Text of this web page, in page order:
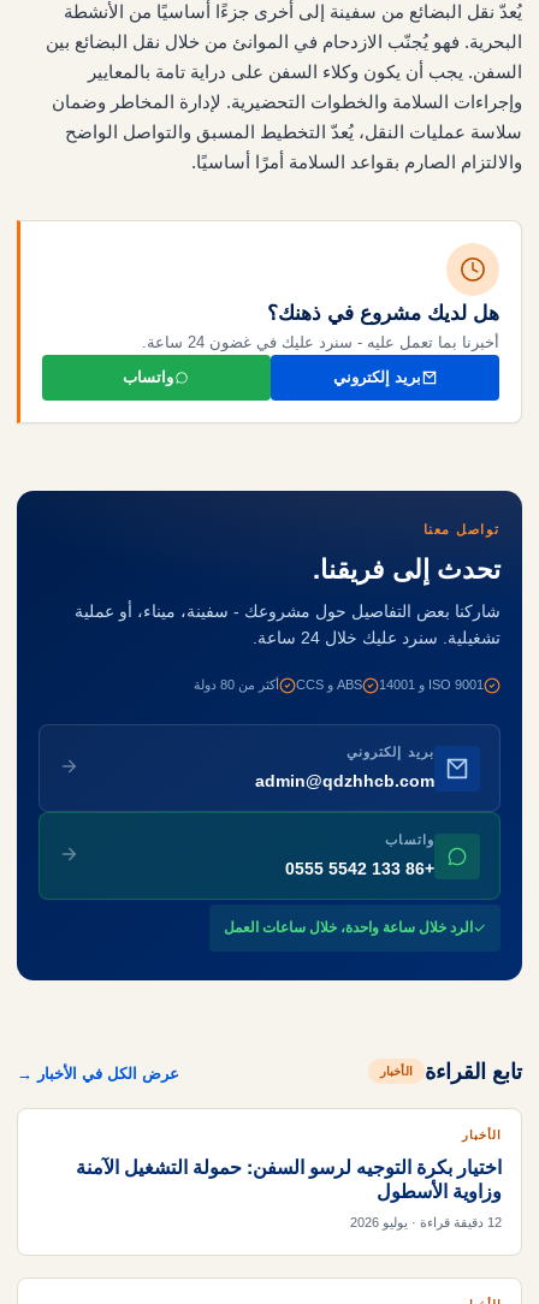
يُعدّ نقل البضائع من سفينة إلى أخرى جزءًا أساسيًا من الأنشطة
البحرية. فهو يُجنّب الازدحام في الموانئ من خلال نقل البضائع بين
السفن. يجب أن يكون وكلاء السفن على دراية تامة بالمعايير
وإجراءات السلامة والخطوات التحضيرية. لإدارة المخاطر وضمان
سلاسة عمليات النقل، يُعدّ التخطيط المسبق والتواصل الواضح
والالتزام الصارم بقواعد السلامة أمرًا أساسيًا.
هل لديك مشروع في ذهنك؟
أخبرنا بما تعمل عليه - سنرد عليك في غضون 24 ساعة.
بريد إلكتروني
واتساب
تواصل معنا
تحدث إلى فريقنا.
شاركنا بعض التفاصيل حول مشروعك - سفينة، ميناء، أو عملية
تشغيلية. سنرد عليك خلال 24 ساعة.
ISO 9001 و 14001 ABS و CCS أكثر من 80 دولة
بريد إلكتروني
admin@qdzhhcb.com
واتساب
+86 133 5542 0555
الرد خلال ساعة واحدة، خلال ساعات العمل
تابع القراءة الأخبار عرض الكل في الأخبار →
الأخبار
اختيار بكرة التوجيه لرسو السفن: حمولة التشغيل الآمنة
وزاوية الأسطول
12 دقيقة قراءة · يوليو 2026